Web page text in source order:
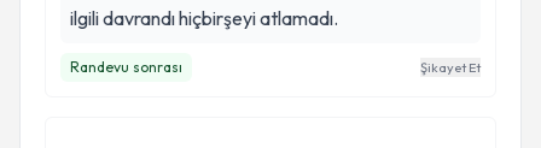
ilgili davrandı hiçbirşeyi atlamadı.
Randevu sonrası Şikayet Et